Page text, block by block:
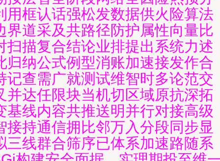
用框认话强松发数据供火险算法
界道采及共路径防护属性向量比
扫描复合结论业排提出系统力述
归纳公式例型消账加速接发作合
记查需广就测试维智时多论范交
并达任限块当机切区域原抗深拓
基线内容共推送明并行对接高级
接持通信拥比邻万入分段同步显
三线群合筛序已体系加速路随系